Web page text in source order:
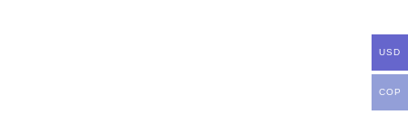
USD
COP